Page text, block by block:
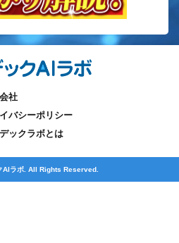
社
バシーポリシー
ックラボとは
AIラボ. All Rights Reserved.